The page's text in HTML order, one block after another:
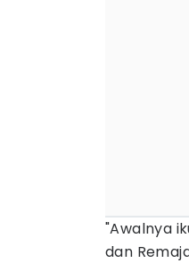
"Awalnya
dan